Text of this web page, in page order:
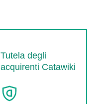
Tutela degli
acquirenti Catawiki